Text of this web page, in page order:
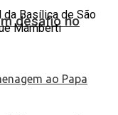
desafio no
da Basílica de São
Mamberti